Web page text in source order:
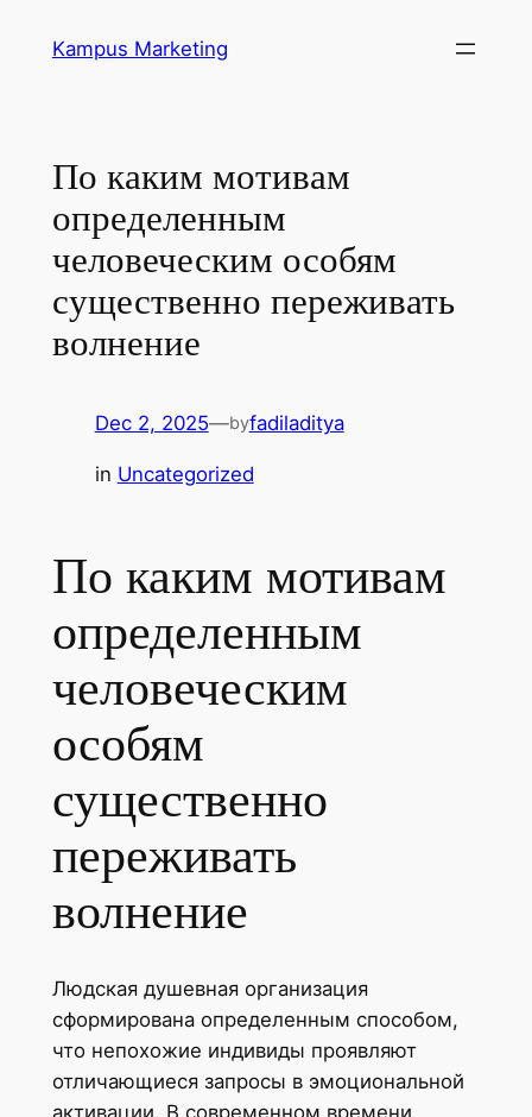
Kampus Marketing
По каким мотивам
определенным
человеческим особям
существенно переживать
волнение
Dec 2, 2025—byfadiladitya
in Uncategorized
По каким мотивам
определенным
человеческим
особям
существенно
переживать
волнение
Людская душевная организация
сформирована определенным способом,
что непохожие индивиды проявляют
отличающиеся запросы в эмоциональной